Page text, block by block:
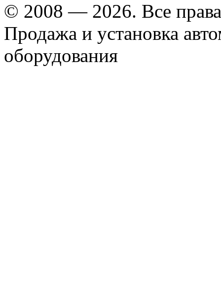
© 2008 — 2026. Все
Продажа и установка
оборудования